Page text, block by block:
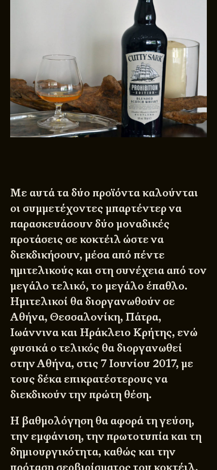
Με αυτά τα δύο προϊόντα καλούνται
οι συμμετέχοντες μπαρτέντερ να
παρασκευάσουν δύο μοναδικές
προτάσεις σε κοκτέιλ ώστε να
διεκδικήσουν, μέσα από πέντε
ημιτελικούς και στη συνέχεια από τον
μεγάλο τελικό, το μεγάλο έπαθλο.
Ημιτελικοί θα διοργανωθούν σε
Αθήνα, Θεσσαλονίκη, Πάτρα,
Ιωάννινα και Ηράκλειο Κρήτης, ενώ
φυσικά ο τελικός θα διοργανωθεί
στην Αθήνα, στις 7 Ιουνίου 2017, με
τους δέκα επικρατέστερους να
διεκδικούν την πρώτη θέση.
Η βαθμολόγηση θα αφορά τη γεύση,
την εμφάνιση, την πρωτοτυπία και τη
δημιουργικότητα, καθώς και την